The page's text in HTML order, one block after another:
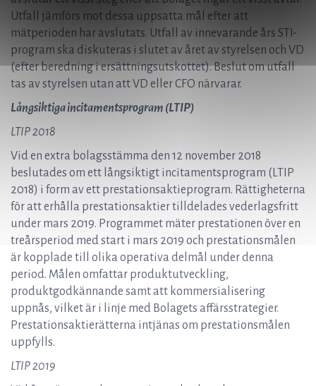
Utfall jämförs mot dessa uppsatta mål efter att
mätperioden har avslutats. Utfall av innevarande års STI-
program ska diskuteras i slutet av året av styrelsen och VD
(efter beredning i ersättningsutskottet). Beslut om utfall
tas av styrelsen utan att VD eller CFO närvarar.
Långsiktiga incitamentsprogram (LTIP)
LTIP 2018
Vid en extra bolagsstämma den 12 november 2018
beslutades om ett långsiktigt incitamentsprogram (LTIP
2018) i form av ett prestationsaktieprogram. Rättigheterna
för att erhålla prestationsaktier tilldelades vederlagsfritt
under mars 2019. Programmet mäter prestationen över en
treårsperiod med start i mars 2019 och prestationsmålen
är kopplade till olika operativa delmål under denna
period. Målen omfattar produktutveckling,
produktgodkännande samt att kommersialisering
uppnås, vilket är i linje med Bolagets affärsstrategier.
Prestationsaktierätterna intjänas om prestationsmålen
uppfylls.
LTIP 2019